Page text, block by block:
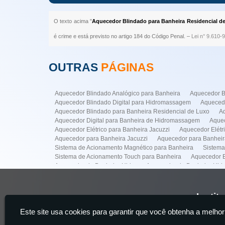
O texto acima "Aquecedor Blindado para Banheira Residencial
é crime e está previsto no artigo 184 do Código Penal. – Lei n° 9.610-
OUTRAS PÁGINAS
Aquecedor Blindado Analógico para Banheira
Aquecedor
Aquecedor Blindado Digital para Hidromassagem
Aquecedor Blindado para Banheira Residencial de Luxo
Aquecedor Digital para Banheira de Hidromassagem
Aquecedor Elétrico para Banheira Jacuzzi
Aquecedor
Aquecedor para Banheira Jacuzzi
Aquecedor para
Sistema de Acionamento Magnético para Banheira
Sistema de Acionamento Touch para Banheira
Aquecedor
Aquecedor de Banheira Hidro
Aquecedor de Banheira
Manutenção de Banheira de Hidro
Manutenção de
Home
Este site usa cookies para garantir que você obtenha a